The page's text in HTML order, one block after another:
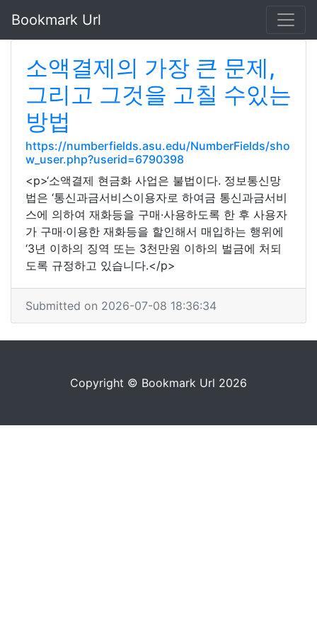
Bookmark Url
소액결제의 가장 큰 문제,
그리고 그것을 고칠 수있는
방법
https://numberfields.asu.edu/NumberFields/sho
w_user.php?userid=6790398
<p>‘소액결제 현금화 사업은 불법이다. 정보통신망
법은 ‘통신과금서비스이용자로 하여금 통신과금서비
스에 의하여 재화등을 구매·사용하도록 한 후 사용자
가 구매·이용한 재화등을 할인해서 매입하는 행위에
‘3년 이하의 징역 또는 3천만원 이하의 벌금에 처되
도록 규정하고 있습니다.</p>
Submitted on 2026-07-08 18:36:34
Copyright © Bookmark Url 2026